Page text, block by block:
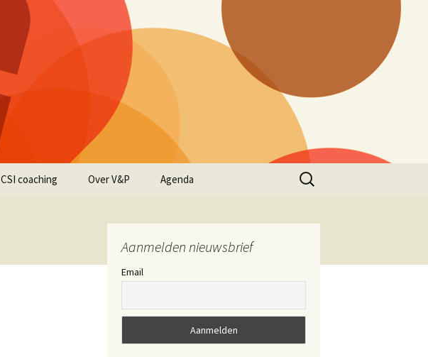
CSI coaching Over V&P Agenda
Zoeken
naar:
Aanmelden nieuwsbrief
Email